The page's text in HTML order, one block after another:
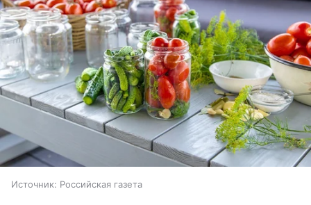
Источник: Российская газета